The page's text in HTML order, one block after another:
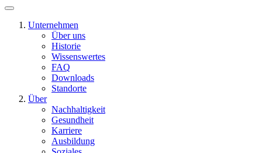
Unternehmen
Über uns
Historie
Wissenswertes
FAQ
Downloads
Standorte
Über
Nachhaltigkeit
Gesundheit
Karriere
Ausbildung